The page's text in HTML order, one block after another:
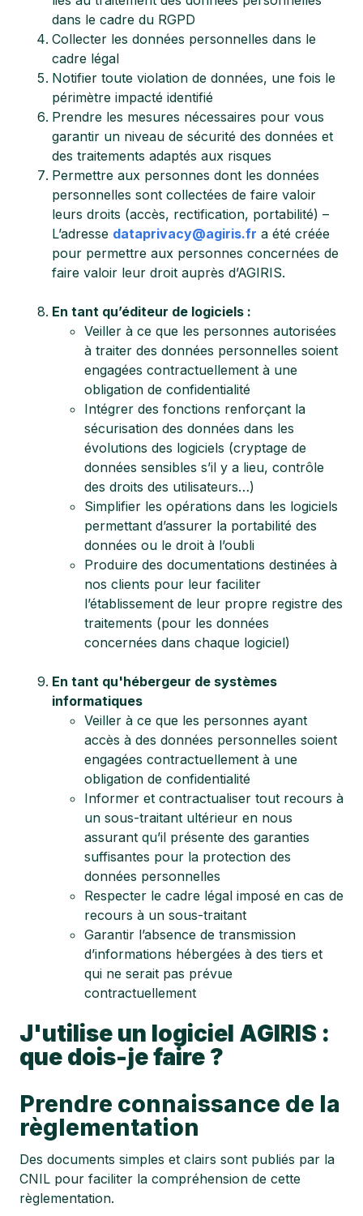
dans le cadre du RGPD
Collecter les données personnelles dans le
cadre légal
Notifier toute violation de données, une fois le
périmètre impacté identifié
Prendre les mesures nécessaires pour vous
garantir un niveau de sécurité des données et
des traitements adaptés aux risques
Permettre aux personnes dont les données
personnelles sont collectées de faire valoir
leurs droits (accès, rectification, portabilité) –
L’adresse dataprivacy@agiris.fr a été créée
pour permettre aux personnes concernées de
faire valoir leur droit auprès d’AGIRIS.
En tant qu’éditeur de logiciels :
Veiller à ce que les personnes autorisées
à traiter des données personnelles soient
engagées contractuellement à une
obligation de confidentialité
Intégrer des fonctions renforçant la
sécurisation des données dans les
évolutions des logiciels (cryptage de
données sensibles s’il y a lieu, contrôle
des droits des utilisateurs…)
Simplifier les opérations dans les logiciels
permettant d’assurer la portabilité des
données ou le droit à l’oubli
Produire des documentations destinées à
nos clients pour leur faciliter
l’établissement de leur propre registre des
traitements (pour les données
concernées dans chaque logiciel)
En tant qu'hébergeur de systèmes
informatiques
Veiller à ce que les personnes ayant
accès à des données personnelles soient
engagées contractuellement à une
obligation de confidentialité
Informer et contractualiser tout recours à
un sous-traitant ultérieur en nous
assurant qu’il présente des garanties
suffisantes pour la protection des
données personnelles
Respecter le cadre légal imposé en cas de
recours à un sous-traitant
Garantir l’absence de transmission
d’informations hébergées à des tiers et
qui ne serait pas prévue
contractuellement
J'utilise un logiciel AGIRIS :
que dois-je faire ?
Prendre connaissance de la
règlementation
Des documents simples et clairs sont publiés par la
CNIL pour faciliter la compréhension de cette
règlementation.